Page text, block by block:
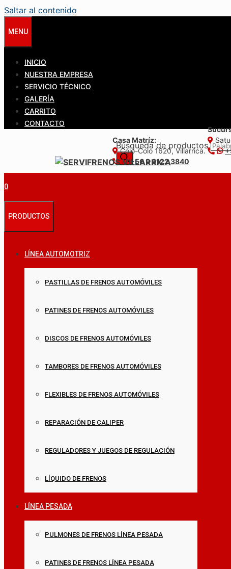
Saltar al contenido
MENU
INICIO
NUESTRA EMPRESA
SERVICIO TÉCNICO
GALERÍA
CARRITO
CONTACTO
Búsqueda de productos
Casa Matríz:
Colo-Colo 1620, Villarrica.
+56 9 6122 3840
0
PRODUCTOS
LÍNEA AUTOMOTRIZ
PASTILLAS DE FRENOS AUTOMÓVILES
PATINES DE FRENOS AUTOMÓVILES
DISCOS DE FRENOS AUTOMÓVILES
TAMBORES DE FRENOS AUTOMÓVILES
FLEXIBLES DE FRENOS AUTOMÓVILES
REPARACIÓN DE CALIPER
REGULADORES Y JUEGOS DE REGULACIÓN
LÍQUIDO DE FRENOS
LÍNEA PESADA
PULMONES DE FRENOS LÍNEA PESADA
PATINES DE FRENOS LÍNEA PESADA